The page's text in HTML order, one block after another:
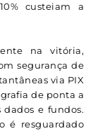
custeiam a
na vitória,
segurança de
via PIX
de ponta a
e fundos.
é resguardado